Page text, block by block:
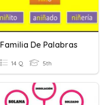
Familia De Palabras
14 Q 5th